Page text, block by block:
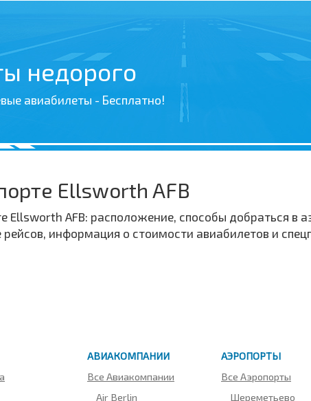
недорого
авиабилеты - Бесплатно!
Ellsworth AFB
AFB: расположение, способы добраться в
информация о стоимости авиабилетов и
АВИАКОМПАНИИ
Все Авиакомпании
Air Berlin
АЭРОПОРТЫ
Все Аэропорты
Шереметьево